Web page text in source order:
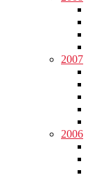
2007
2006